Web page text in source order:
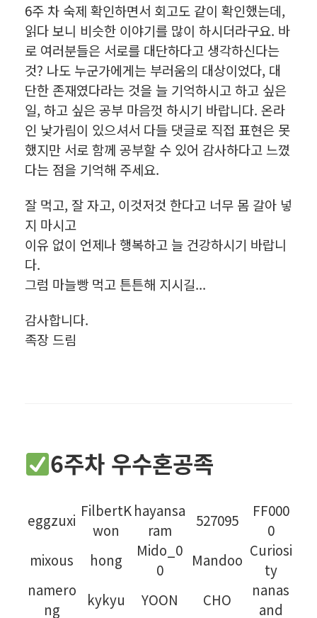
6주 차 숙제 확인하면서 회고도 같이 확인했는데,
읽다 보니 비슷한 이야기를 많이 하시더라구요. 바
로 여러분들은 서로를 대단하다고 생각하신다는
것? 나도 누군가에게는 부러움의 대상이었다, 대
단한 존재였다라는 것을 늘 기억하시고 하고 싶은
일, 하고 싶은 공부 마음껏 하시기 바랍니다. 온라
인 낯가림이 있으셔서 다들 댓글로 직접 표현은 못
했지만 서로 함께 공부할 수 있어 감사하다고 느꼈
다는 점을 기억해 주세요.
잘 먹고, 잘 자고, 이것저것 한다고 너무 몸 갈아 넣
지 마시고
이유 없이 언제나 행복하고 늘 건강하시기 바랍니
다.
그럼 마늘빵 먹고 튼튼해 지시길...
감사합니다.
족장 드림
6주차 우수혼공족
eggzuxi
FilbertK
won
hayansa
ram
527095
FF000
0
mixous
hong
Mido_0
0
Mandoo
Curiosi
ty
namero
ng
kykyu YOON CHO
nanas
and